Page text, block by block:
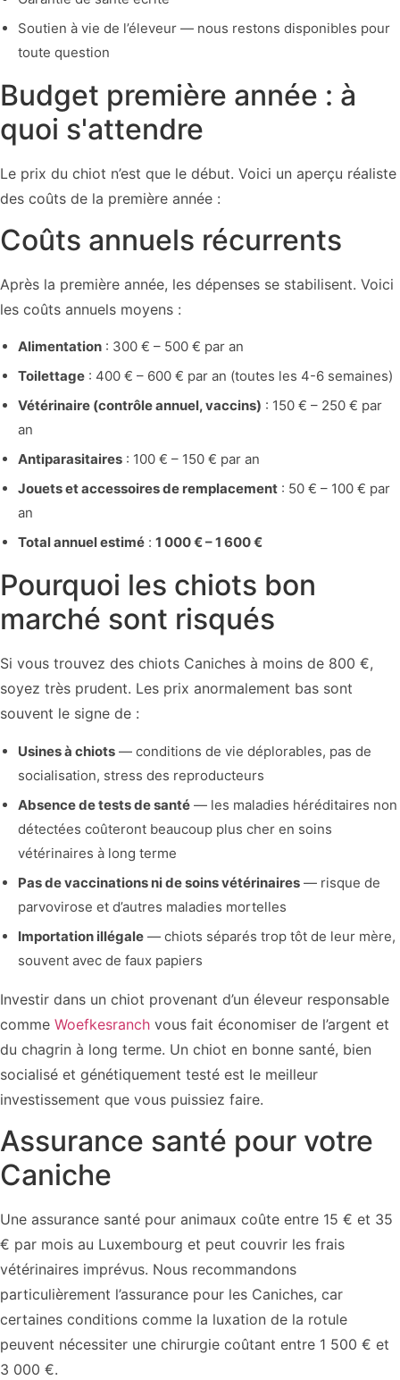
Soutien à vie de l’éleveur — nous restons disponibles pour
toute question
Budget première année : à
quoi s'attendre
Le prix du chiot n’est que le début. Voici un aperçu réaliste
des coûts de la première année :
Coûts annuels récurrents
Après la première année, les dépenses se stabilisent. Voici
les coûts annuels moyens :
Alimentation : 300 € – 500 € par an
Toilettage : 400 € – 600 € par an (toutes les 4-6 semaines)
Vétérinaire (contrôle annuel, vaccins) : 150 € – 250 € par
an
Antiparasitaires : 100 € – 150 € par an
Jouets et accessoires de remplacement : 50 € – 100 € par
an
Total annuel estimé : 1 000 € – 1 600 €
Pourquoi les chiots bon
marché sont risqués
Si vous trouvez des chiots Caniches à moins de 800 €,
soyez très prudent. Les prix anormalement bas sont
souvent le signe de :
Usines à chiots — conditions de vie déplorables, pas de
socialisation, stress des reproducteurs
Absence de tests de santé — les maladies héréditaires non
détectées coûteront beaucoup plus cher en soins
vétérinaires à long terme
Pas de vaccinations ni de soins vétérinaires — risque de
parvovirose et d’autres maladies mortelles
Importation illégale — chiots séparés trop tôt de leur mère,
souvent avec de faux papiers
Investir dans un chiot provenant d’un éleveur responsable
comme Woefkesranch vous fait économiser de l’argent et
du chagrin à long terme. Un chiot en bonne santé, bien
socialisé et génétiquement testé est le meilleur
investissement que vous puissiez faire.
Assurance santé pour votre
Caniche
Une assurance santé pour animaux coûte entre 15 € et 35
€ par mois au Luxembourg et peut couvrir les frais
vétérinaires imprévus. Nous recommandons
particulièrement l’assurance pour les Caniches, car
certaines conditions comme la luxation de la rotule
peuvent nécessiter une chirurgie coûtant entre 1 500 € et
3 000 €.